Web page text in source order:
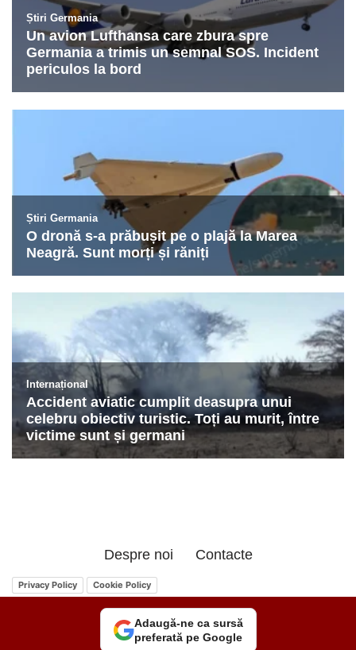
Despre noi Contacte
Privacy Policy Cookie Policy
Adaugă-ne ca sursă
preferată pe Google